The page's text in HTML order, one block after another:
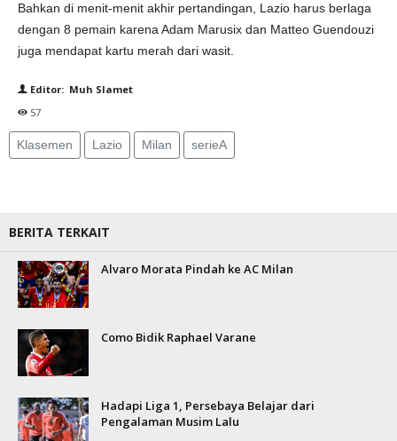
Bahkan di menit-menit akhir pertandingan, Lazio harus berlaga
dengan 8 pemain karena Adam Marusix dan Matteo Guendouzi
juga mendapat kartu merah dari wasit.
Editor: Muh Slamet
57
Klasemen Lazio Milan serieA
BERITA TERKAIT
Alvaro Morata Pindah ke AC Milan
Como Bidik Raphael Varane
Hadapi Liga 1, Persebaya Belajar dari
Pengalaman Musim Lalu